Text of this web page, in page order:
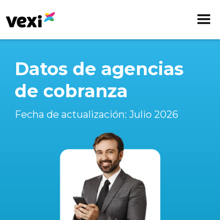
Datos de agencias
de cobranza
Fecha de actualización: Julio 2026